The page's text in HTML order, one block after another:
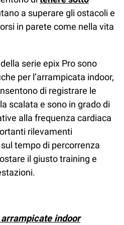
a superare gli ostacoli e
in parete come nella vita
serie epix Pro sono
per l’arrampicata indoor,
di registrare le
scalata e sono in grado di
alla frequenza cardiaca
rilevamenti
tempo di percorrenza
il giusto training e
indoor